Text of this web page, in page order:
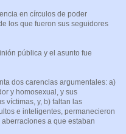
en círculos de poder
los que fueron sus seguidores
pública y el asunto fue
dos carencias argumentales: a)
y homosexual, y sus
víctimas, y, b) faltan las
e inteligentes, permanecieron
a que estaban